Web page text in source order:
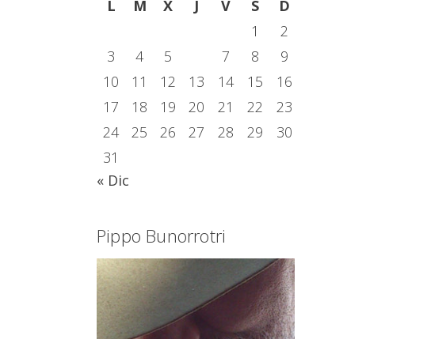
L
M X J V S
D
1
2
3
4 5 7 8
9
10
11 12 13 14 15
16
17
18 19 20 21 22
23
24
25 26 27 28 29
30
31
« Dic
Pippo Bunorrotri